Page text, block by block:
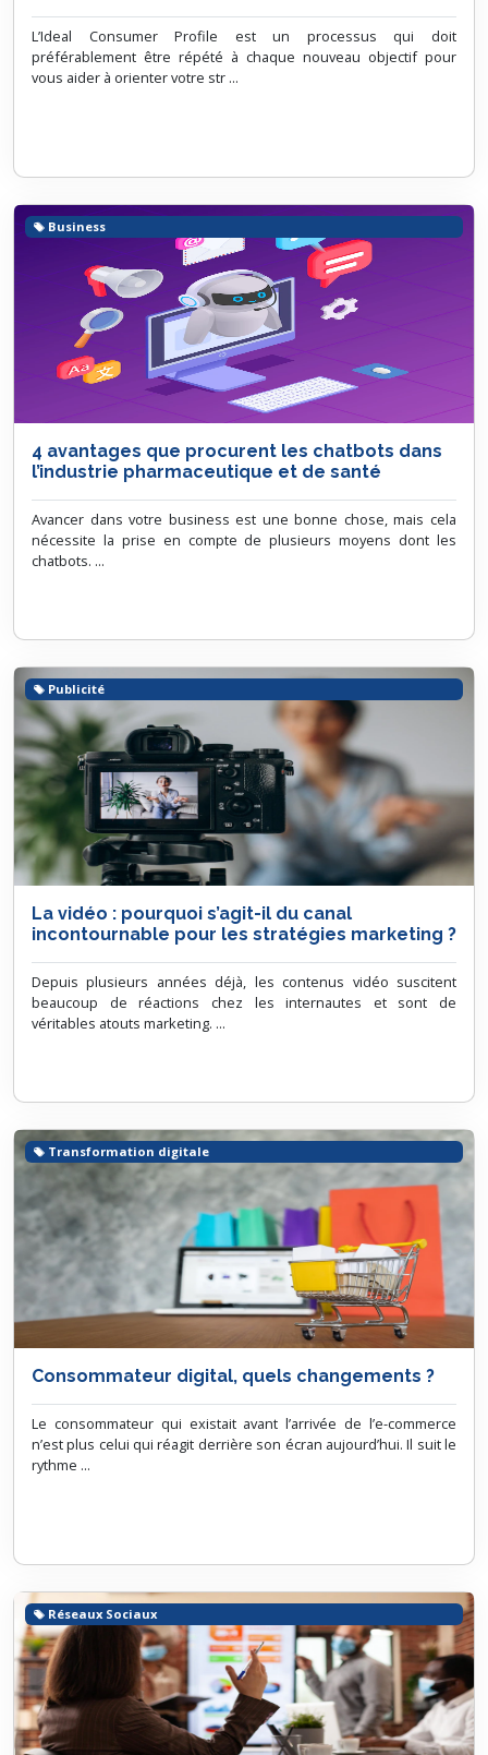
L’Ideal Consumer Profile est un processus qui doit
préférablement être répété à chaque nouveau objectif pour
vous aider à orienter votre str ...
4 avantages que procurent les chatbots dans
l’industrie pharmaceutique et de santé
Avancer dans votre business est une bonne chose, mais cela
nécessite la prise en compte de plusieurs moyens dont les
chatbots. ...
Business
La vidéo : pourquoi s’agit-il du canal
incontournable pour les stratégies marketing ?
Depuis plusieurs années déjà, les contenus vidéo suscitent
beaucoup de réactions chez les internautes et sont de
véritables atouts marketing. ...
Publicité
Consommateur digital, quels changements ?
Le consommateur qui existait avant l’arrivée de l’e-commerce
n’est plus celui qui réagit derrière son écran aujourd’hui. Il suit le
rythme ...
Transformation digitale
Réseaux Sociaux